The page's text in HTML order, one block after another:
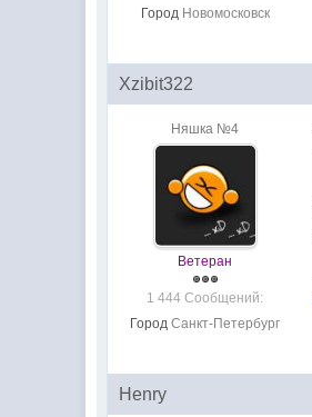
Город Новомосковск
Xzibit322
Няшка №4
Ветеран
1 444 Сообщений:
Город Санкт-Петербург
Henry